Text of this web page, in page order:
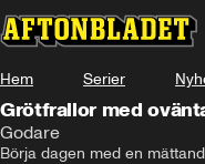
Hem Serier
Grötfrallor med
Godare
Börja dagen med en